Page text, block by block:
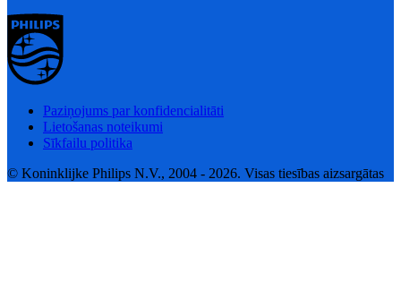
Paziņojums par konfidencialitāti
Lietošanas noteikumi
Sīkfailu politika
© Koninklijke Philips N.V., 2004 - 2026. Visas tiesības aizsargātas